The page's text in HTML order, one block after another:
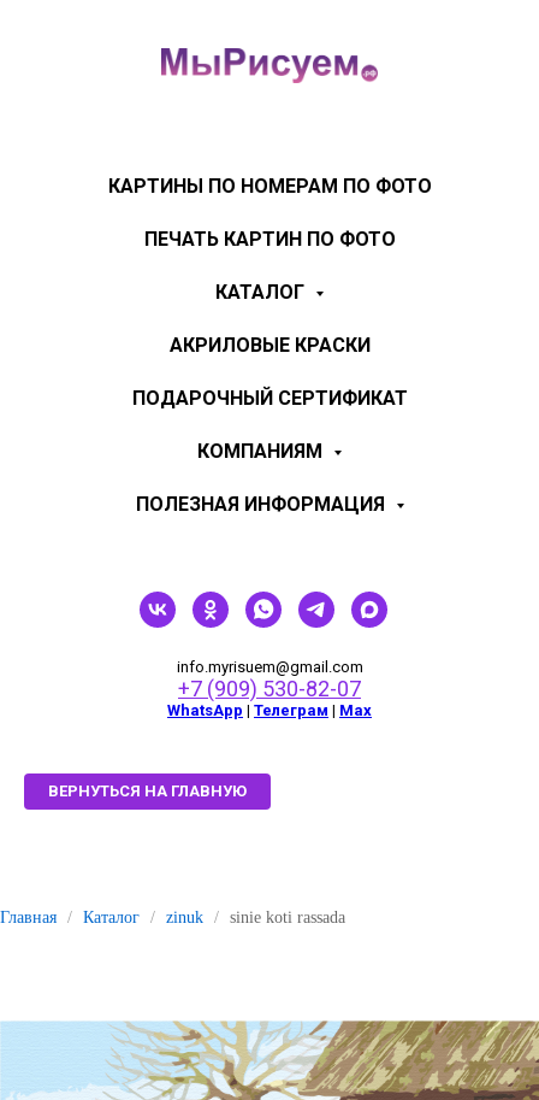
КАРТИНЫ ПО НОМЕРАМ ПО ФОТО
ПЕЧАТЬ КАРТИН ПО ФОТО
КАТАЛОГ
АКРИЛОВЫЕ КРАСКИ
ПОДАРОЧНЫЙ СЕРТИФИКАТ
КОМПАНИЯМ
ПОЛЕЗНАЯ ИНФОРМАЦИЯ
info.myrisuem@gmail.com
+7 (909) 530-82-07
WhatsApp | Телеграм | Мах
ВЕРНУТЬСЯ НА ГЛАВНУЮ
Главная / Каталог / zinuk / sinie koti rassada